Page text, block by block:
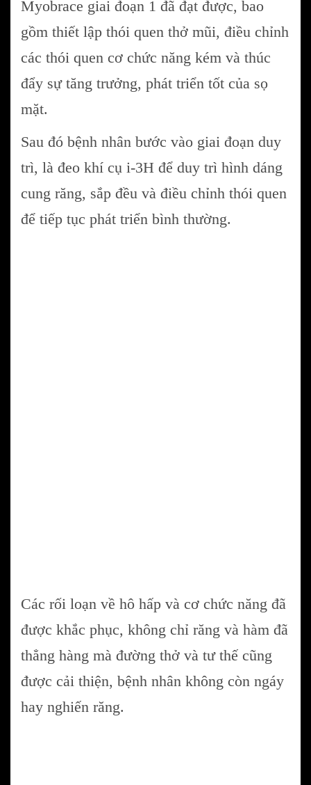
Myobrace giai đoạn 1 đã đạt được, bao
gồm thiết lập thói quen thở mũi, điều chỉnh
các thói quen cơ chức năng kém và thúc
đẩy sự tăng trưởng, phát triển tốt của sọ
mặt.
Sau đó bệnh nhân bước vào giai đoạn duy
trì, là đeo khí cụ i-3H để duy trì hình dáng
cung răng, sắp đều và điều chỉnh thói quen
để tiếp tục phát triển bình thường.
Các rối loạn về hô hấp và cơ chức năng đã
được khắc phục, không chỉ răng và hàm đã
thẳng hàng mà đường thở và tư thế cũng
được cải thiện, bệnh nhân không còn ngáy
hay nghiến răng.